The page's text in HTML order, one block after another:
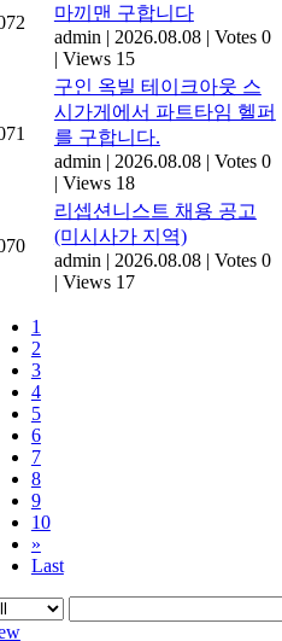
마끼맨 구합니다
admin | 2026.08.08 | Votes 0
| Views 15
구인 옥빌 테이크아웃 스
시가게에서 파트타임 헬퍼
를 구합니다.
admin | 2026.08.08 | Votes 0
| Views 18
리셉션니스트 채용 공고
(미시사가 지역)
admin | 2026.08.08 | Votes 0
| Views 17
1
2
3
4
5
6
7
8
9
10
»
Last